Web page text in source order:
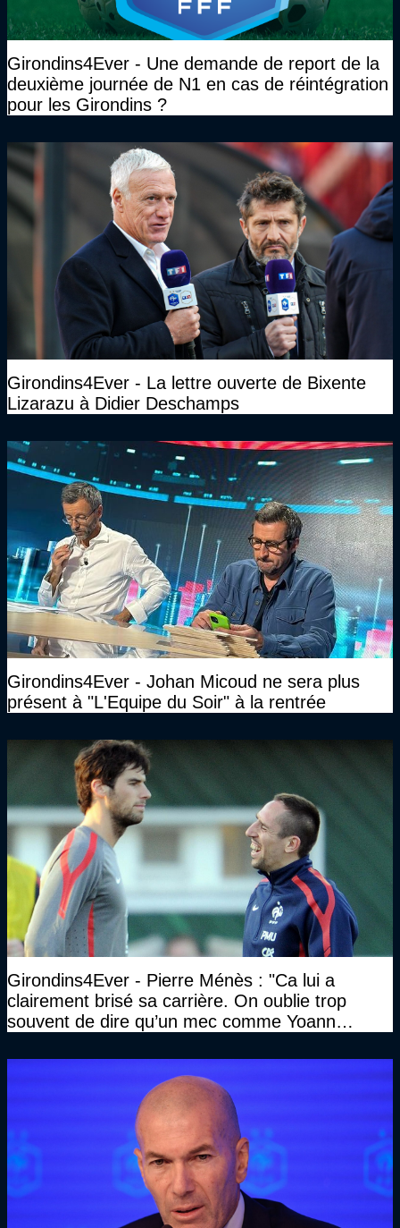
Girondins4Ever - Une demande de report de la
deuxième journée de N1 en cas de réintégration
pour les Girondins ?
Girondins4Ever - La lettre ouverte de Bixente
Lizarazu à Didier Deschamps
Girondins4Ever - Johan Micoud ne sera plus
présent à "L'Equipe du Soir" à la rentrée
Girondins4Ever - Pierre Ménès : "Ca lui a
clairement brisé sa carrière. On oublie trop
souvent de dire qu’un mec comme Yoann